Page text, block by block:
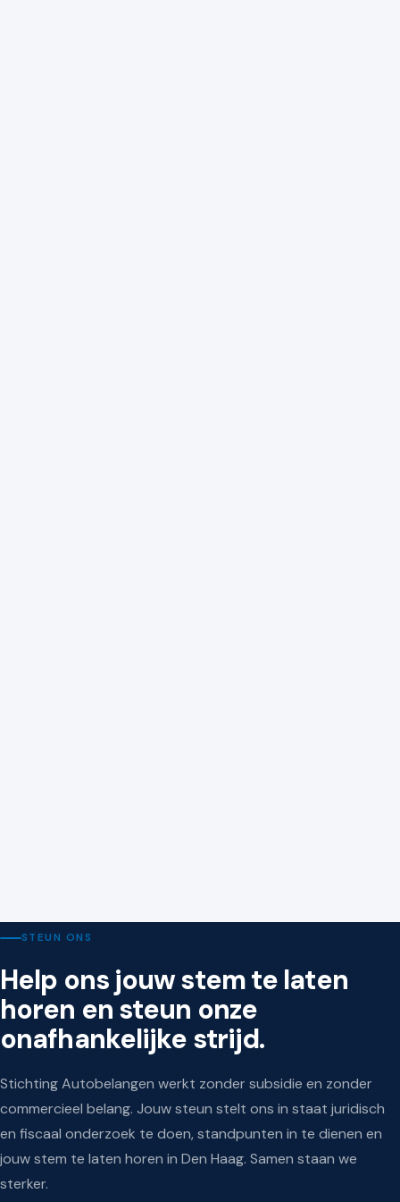
STEUN ONS
Help ons jouw stem te laten
horen en steun onze
onafhankelijke strijd.
Stichting Autobelangen werkt zonder subsidie en zonder
commercieel belang. Jouw steun stelt ons in staat juridisch
en fiscaal onderzoek te doen, standpunten in te dienen en
jouw stem te laten horen in Den Haag. Samen staan we
sterker.